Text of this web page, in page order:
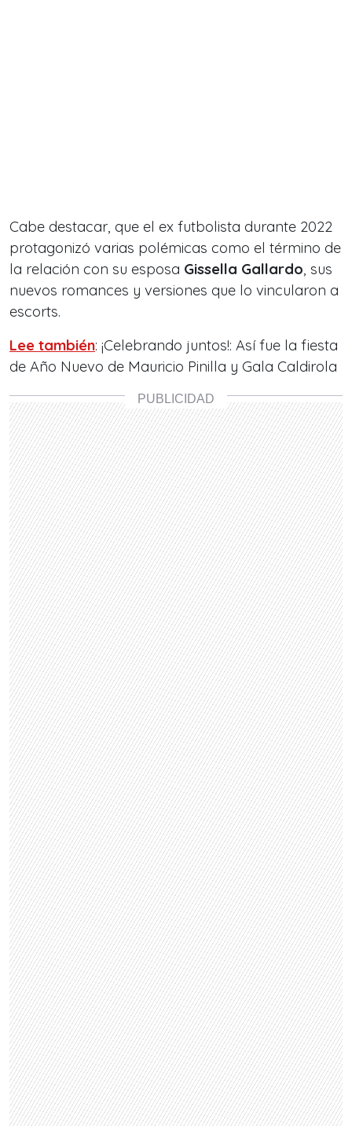
Cabe destacar, que el ex futbolista durante 2022
protagonizó varias polémicas como el término de
la relación con su esposa Gissella Gallardo, sus
nuevos romances y versiones que lo vincularon a
escorts.
Lee también: ¡Celebrando juntos!: Así fue la fiesta
de Año Nuevo de Mauricio Pinilla y Gala Caldirola